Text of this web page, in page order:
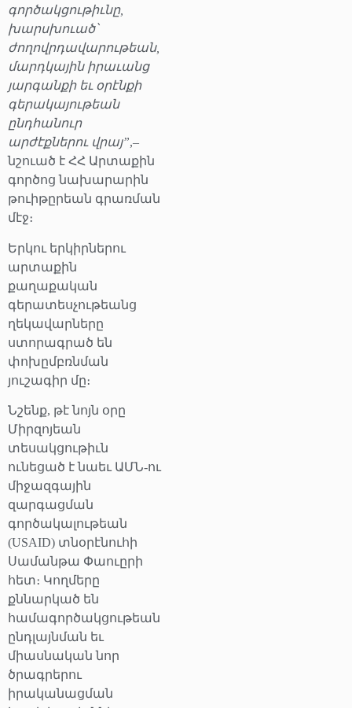
գործակցութիւնը,
խարսխուած՝
ժողովրդավարութեան,
մարդկային իրաւանց
յարգանքի եւ օրէնքի
գերակայութեան
ընդհանուր
արժէքներու վրայ”,–
նշուած է ՀՀ Արտաքին
գործոց նախարարին
թուիթըրեան գրառման
մէջ։
Երկու երկիրներու
արտաքին
քաղաքական
գերատեսչութեանց
ղեկավարները
ստորագրած են
փոխըմբռնման
յուշագիր մը։
Նշենք, թէ նոյն օրը
Միրզոյեան
տեսակցութիւն
ունեցած է նաեւ ԱՄՆ-ու
միջազգային
զարգացման
գործակալութեան
(USAID) տնօրէնուհի
Սամանթա Փաուըրի
հետ։ Կողմերը
քննարկած են
համագործակցութեան
ընդլայնման եւ
միասնական նոր
ծրագրերու
իրականացման